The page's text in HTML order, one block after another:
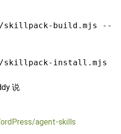
skillpack-build.mjs --
skillpack-install.mjs
说
agent-skills